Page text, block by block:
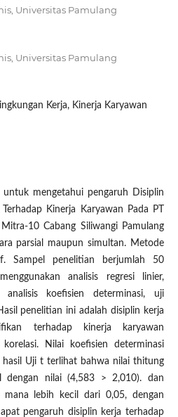
Universitas Pamulang
Universitas Pamulang
Kerja, Kinerja Karyawan
untuk mengetahui pengaruh Disiplin
Kinerja Karyawan Pada PT
10 Cabang Siliwangi Pamulang
parsial maupun simultan. Metode
Sampel penelitian berjumlah 50
analisis regresi linier,
analisis koefisien determinasi, uji
penelitian ini adalah disiplin kerja
terhadap kinerja karyawan
Nilai koefisien determinasi
hasil Uji t terlihat bahwa nilai thitung
dengan nilai (4,583 > 2,010). dan
lebih kecil dari 0,05, dengan
pengaruh disiplin kerja terhadap